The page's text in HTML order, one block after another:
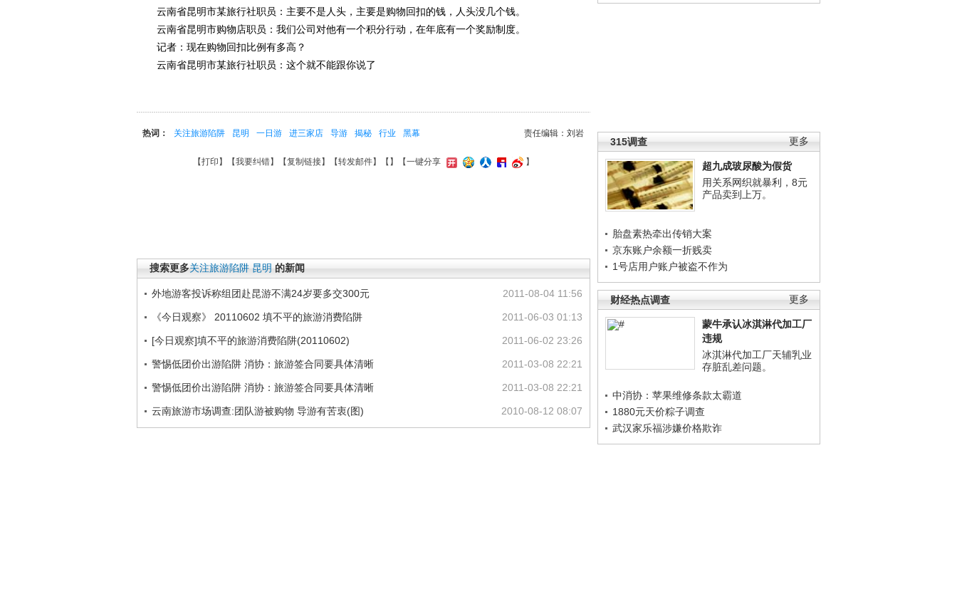
更多
315调查
超九成玻尿酸为假货
用关系网织就暴利，8元
产品卖到上万。
胎盘素热牵出传销大案
京东账户余额一折贱卖
1号店用户账户被盗不作为
更多
财经热点调查
蒙牛承认冰淇淋代加工厂
违规
冰淇淋代加工厂天辅乳业
存脏乱差问题。
中消协：苹果维修条款太霸道
1880元天价粽子调查
武汉家乐福涉嫌价格欺诈
云南省昆明市某旅行社职员：主要不是人头，主要是购物回扣的钱，人头没几个钱。
云南省昆明市购物店职员：我们公司对他有一个积分行动，在年底有一个奖励制度。
记者：现在购物回扣比例有多高？
云南省昆明市某旅行社职员：这个就不能跟你说了
责任编辑：刘岩
热词： 关注旅游陷阱 昆明 一日游 进三家店 导游 揭秘 行业 黑幕
【打印 】【我要纠错】【复制链接】【转发邮件】【 】 【一键分享 】
搜索更多关注旅游陷阱 昆明 的新闻
2011-08-04 11:56
外地游客投诉称组团赴昆游不满24岁要多交300元
2011-06-03 01:13
《今日观察》 20110602 填不平的旅游消费陷阱
2011-06-02 23:26
[今日观察]填不平的旅游消费陷阱(20110602)
2011-03-08 22:21
警惕低团价出游陷阱 消协：旅游签合同要具体清晰
2011-03-08 22:21
警惕低团价出游陷阱 消协：旅游签合同要具体清晰
2010-08-12 08:07
云南旅游市场调查:团队游被购物 导游有苦衷(图)